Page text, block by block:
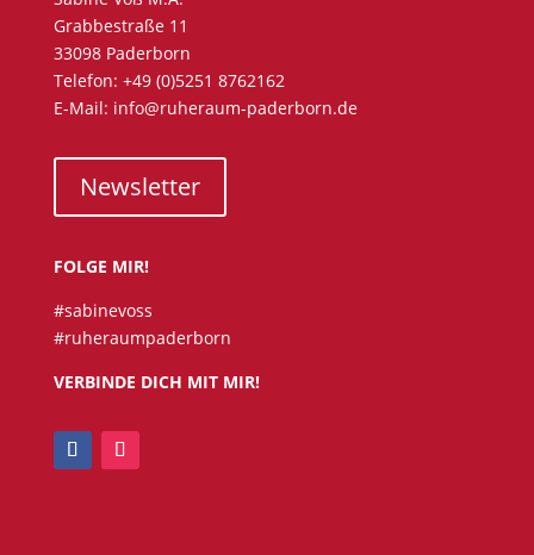
Grabbestraße 11
33098 Paderborn
Telefon: +49 (0)5251 8762162
E-Mail: info@ruheraum-paderborn.de
Newsletter
FOLGE MIR!
#sabinevoss
#ruheraumpaderborn
VERBINDE DICH MIT MIR!